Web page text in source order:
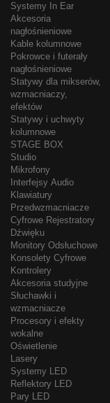
Systemy In Ear
Akcesoria
nagłośnieniowe
Kable kolumnowe
Pokrowce i futerały
nagłośnieniowe
Statywy dla mikserów,
wzmacniaczy,
efektów
Statywy i uchwyty
kolumnowe
STAGE BOX
Studio
Mikrofony
Interfejsy Audio
Klawiatury
Przedwzmacniacze
Cyfrowe Rejestratory
Dźwięku
Monitory Odsłuchowe
Konsolety Cyfrowe
Kontrolery
Akcesoria studyjne
Słuchawki i
wzmacniacze
Procesory i efekty
wokalne
Oświetlenie
Lasery
Systemy LED
Reflektory LED
Pary LED